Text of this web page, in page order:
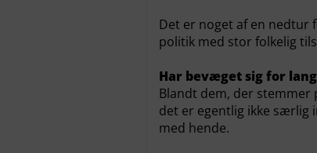
Det er noget af en
politik med stor folkelig
Har bevæget sig for
Blandt dem, der stemmer
det er egentlig ikke særlig
med hende.